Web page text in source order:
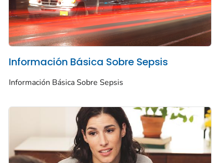
Información Básica Sobre Sepsis
Información Básica Sobre Sepsis